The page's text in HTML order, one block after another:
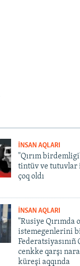
İNSAN AQLARI
"Qırım
tintüv ve tutuvlar
çoq oldı
İNSAN AQLARI
"Rusiye Qırımda
istemegenlerini
Federatsiyasınıñ
cenkke qarşı
küreşi aqqında